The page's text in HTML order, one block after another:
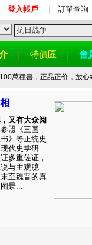
登入帳戶 訂單查詢
特價區 會
萬種書，正品正价，放心
又有大众阅
参照《三国
》等正统史
代史学研
多重佐证，
与主观臆
至魏晋的真
景...